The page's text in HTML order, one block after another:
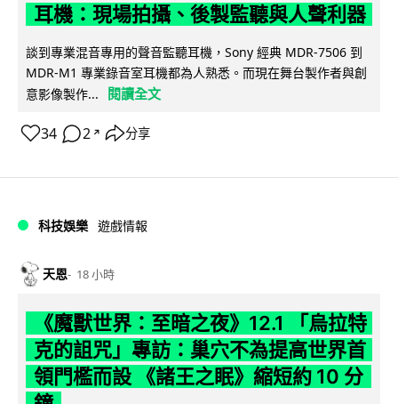
耳機：現場拍攝、後製監聽與人聲利器
談到專業混音專用的聲音監聽耳機，Sony 經典 MDR-7506 到
MDR-M1 專業錄音室耳機都為人熟悉。而現在舞台製作者與創
意影像製作...
閱讀全文
34 2 ↗ 分享
科技娛樂 遊戲情報
天恩 18 小時
《魔獸世界：至暗之夜》12.1 「烏拉特
克的詛咒」專訪：巢穴不為提高世界首
領門檻而設 《諸王之眠》縮短約 10 分